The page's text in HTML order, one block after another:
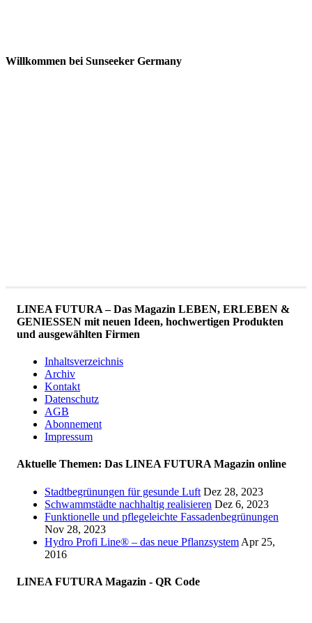
Willkommen bei Sunseeker Germany
LINEA FUTURA – Das Magazin LEBEN, ERLEBEN &
GENIESSEN mit neuen Ideen, hochwertigen Produkten
und ausgewählten Firmen
Inhaltsverzeichnis
Archiv
Kontakt
Datenschutz
AGB
Abonnement
Impressum
Aktuelle Themen: Das LINEA FUTURA Magazin online
Stadtbegrünungen für gesunde Luft Dez 28, 2023
Schwammstädte nachhaltig realisieren Dez 6, 2023
Funktionelle und pflegeleichte Fassadenbegrünungen
Nov 28, 2023
Hydro Profi Line® – das neue Pflanzsystem Apr 25,
2016
LINEA FUTURA Magazin - QR Code